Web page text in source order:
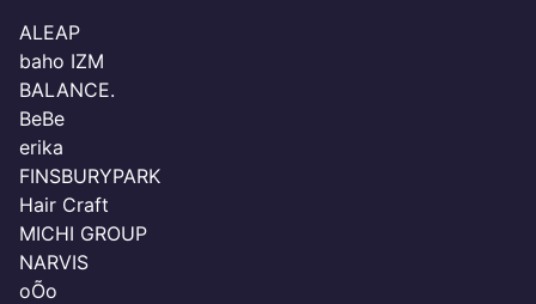
ALEAP
baho IZM
BALANCE.
BeBe
erika
FINSBURYPARK
Hair Craft
MICHI GROUP
NARVIS
oÕo